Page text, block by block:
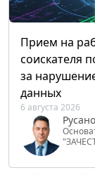
Прием на
соискателя
за
данных
6 августа 2026